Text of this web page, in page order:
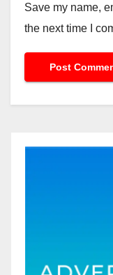
Save my name,
the next time I